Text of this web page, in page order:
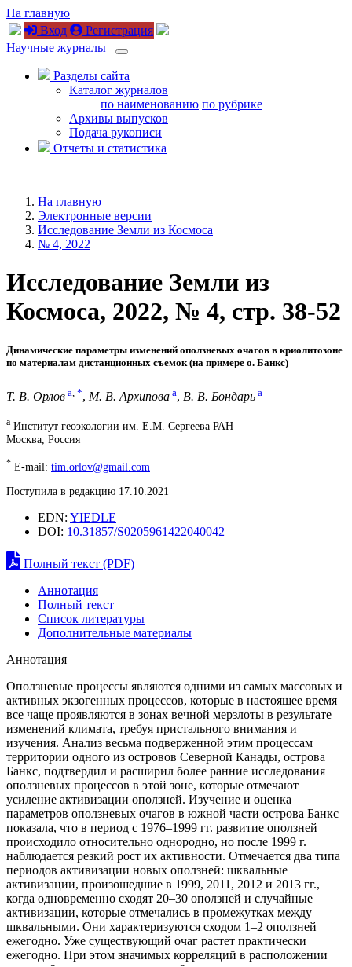
На главную
Вход
Регистрация
Научные журналы
Разделы сайта
Каталог журналов
по наименованию по рубрике
Архивы выпусков
Подача рукописи
Отчеты и статистика
На главную
Электронные версии
Исследование Земли из Космоса
№ 4, 2022
Исследование Земли из
Космоса, 2022, № 4, стр. 38-52
Динамические параметры изменений оползневых очагов в криолитозоне
по материалам дистанционных съемок (на примере о. Банкс)
Т. В. Орлов a *, М. В. Архипова a, В. В. Бондарь a
a Институт геоэкологии им. Е.М. Сергеева РАН
Москва, Россия
* E-mail: tim.orlov@gmail.com
Поступила в редакцию 17.10.2021
EDN: YIEDLE
DOI: 10.31857/S0205961422040042
Полный текст (PDF)
Аннотация
Полный текст
Список литературы
Дополнительные материалы
Аннотация
Оползневые процессы являются одними из самых массовых и
активных экзогенных процессов, которые в настоящее время
все чаще проявляются в зонах вечной мерзлоты в результате
изменений климата, требуя пристального внимания и
изучения. Анализ весьма подверженной этим процессам
территории одного из островов Северной Канады, острова
Банкс, подтвердил и расширил более ранние исследования
оползневых процессов в этой зоне, которые отмечают
усиление активизации оползней. Изучение и оценка
параметров оползневых очагов в южной части острова Банкс
показала, что в период с 1976–1999 гг. развитие оползней
происходило относительно однородно, но после 1999 г.
наблюдается резкий рост их активности. Отмечается два типа
периодов активизации новых оползней: шквальные
активизации, произошедшие в 1999, 2011, 2012 и 2013 гг.,
когда одновременно сходят 20–30 оползней и случайные
активизации, которые отмечались в промежутках между
шквальными. Они характеризуются сходом 1–2 оползней
ежегодно. Уже существующий очаг растет практически
ежегодно. При этом значимых корреляций в расположении